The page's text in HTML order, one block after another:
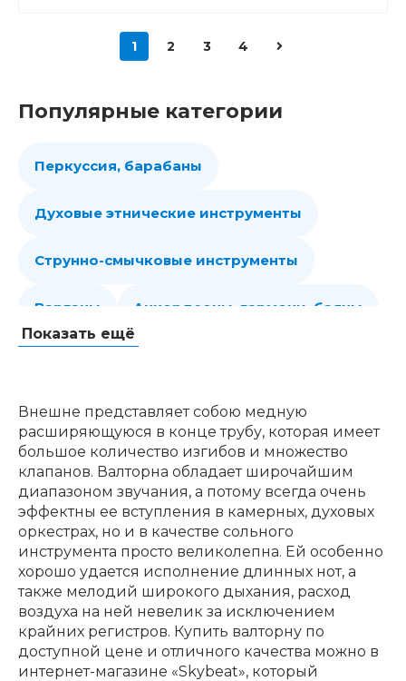
1 2 3 4
Популярные категории
Перкуссия, барабаны
Духовые этнические инструменты
Струнно-смычковые инструменты
Варганы Аккордеоны, гармони, баяны
Мелодики духовые, пианики
Клавишные Сувениры, подарки
Аренда
Показать ещё
Внешне представляет собою медную
расширяющуюся в конце трубу, которая имеет
большое количество изгибов и множество
клапанов. Валторна обладает широчайшим
диапазоном звучания, а потому всегда очень
эффектны ее вступления в камерных, духовых
оркестрах, но и в качестве сольного
инструмента просто великолепна. Ей особенно
хорошо удается исполнение длинных нот, а
также мелодий широкого дыхания, расход
воздуха на ней невелик за исключением
крайних регистров. Купить валторну по
доступной цене и отличного качества можно в
интернет-магазине «Skybeat», который